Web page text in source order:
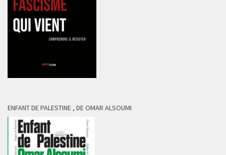
ENFANT DE PALESTINE , DE OMAR ALSOUMI